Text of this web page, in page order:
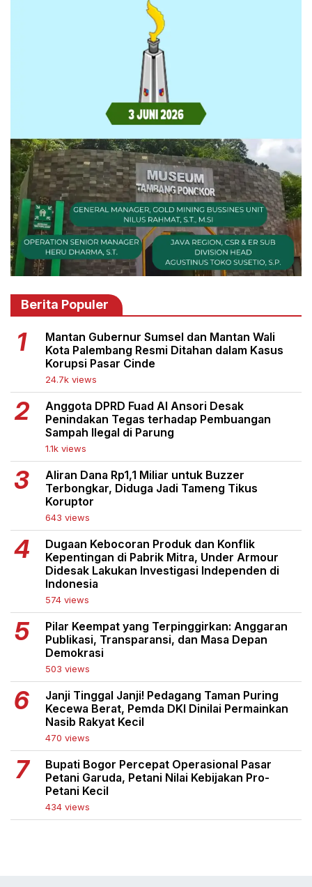
Berita Populer
Mantan Gubernur Sumsel dan Mantan Wali
Kota Palembang Resmi Ditahan dalam Kasus
Korupsi Pasar Cinde
24.7k views
Anggota DPRD Fuad Al Ansori Desak
Penindakan Tegas terhadap Pembuangan
Sampah Ilegal di Parung
1.1k views
Aliran Dana Rp1,1 Miliar untuk Buzzer
Terbongkar, Diduga Jadi Tameng Tikus
Koruptor
643 views
Dugaan Kebocoran Produk dan Konflik
Kepentingan di Pabrik Mitra, Under Armour
Didesak Lakukan Investigasi Independen di
Indonesia
574 views
Pilar Keempat yang Terpinggirkan: Anggaran
Publikasi, Transparansi, dan Masa Depan
Demokrasi
503 views
Janji Tinggal Janji! Pedagang Taman Puring
Kecewa Berat, Pemda DKI Dinilai Permainkan
Nasib Rakyat Kecil
470 views
Bupati Bogor Percepat Operasional Pasar
Petani Garuda, Petani Nilai Kebijakan Pro-
Petani Kecil
434 views